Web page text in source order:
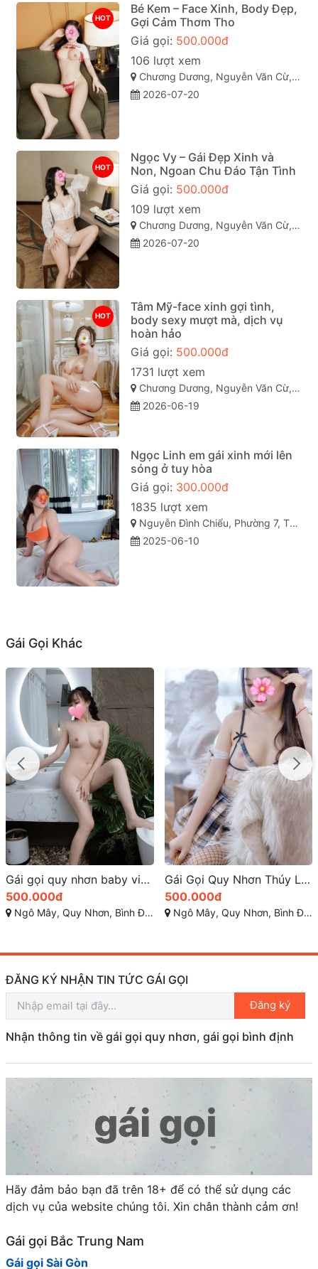
HOT
Bé Kem – Face Xinh, Body Đẹp,
Gợi Cảm Thơm Tho
Giá gọi: 500.000đ
106 lượt xem
Chương Dương, Nguyễn Văn Cừ, Quy Nhơn, Bình Định
2026-07-20
HOT
Ngọc Vy – Gái Đẹp Xinh và
Non, Ngoan Chu Đáo Tận Tình
Giá gọi: 500.000đ
109 lượt xem
Chương Dương, Nguyễn Văn Cừ, Quy Nhơn, Bình Định
2026-07-20
HOT
Tâm Mỹ-face xinh gợi tình,
body sexy mượt mà, dịch vụ
hoàn hảo
Giá gọi: 500.000đ
1731 lượt xem
Chương Dương, Nguyễn Văn Cừ, TP Quy Nhơn
2026-06-19
Ngọc Linh em gái xinh mới lên
sóng ở tuy hòa
Giá gọi: 300.000đ
1835 lượt xem
Nguyễn Đình Chiểu, Phường 7, TP Tuy Hòa, Phú Yên
2025-06-10
Gái Gọi Khác
Gái Gọi Quy Nhơn Thúy Linh – Nơi Tâm Hồn Gặp Gỡ Sắc Đẹp
500.000đ
Ngô Mây, Quy Nhơn, Bình Định
Diệu Hân vẻ đẹp thiên thần huyền bí
400.000đ
Tuy Phước - Bình Định
ĐĂNG KÝ NHẬN TIN TỨC GÁI GỌI
Đăng ký
Nhận thông tin về gái gọi quy nhơn, gái gọi bình định
Hãy đảm bảo bạn đã trên 18+ để có thể sử dụng các
dịch vụ của website chúng tôi. Xin chân thành cảm ơn!
Gái gọi Bắc Trung Nam
Gái gọi Sài Gòn